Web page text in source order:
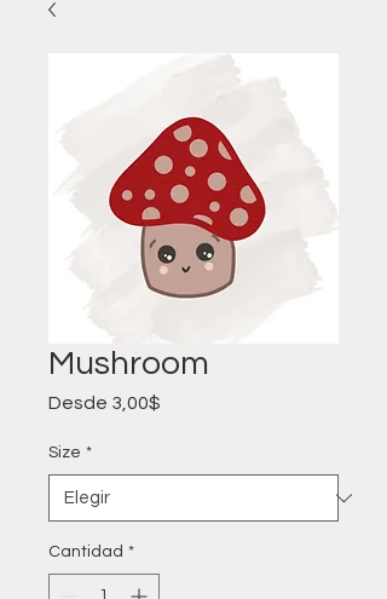
Mushroom
Desde 3,00$
Size *
Cantidad *